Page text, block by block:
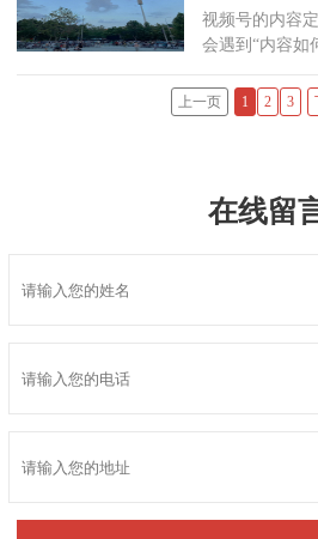
视频号的内容
会遇到“内容如
点被展开，每
有人唱歌、有
上一页 1 2 3
在线留